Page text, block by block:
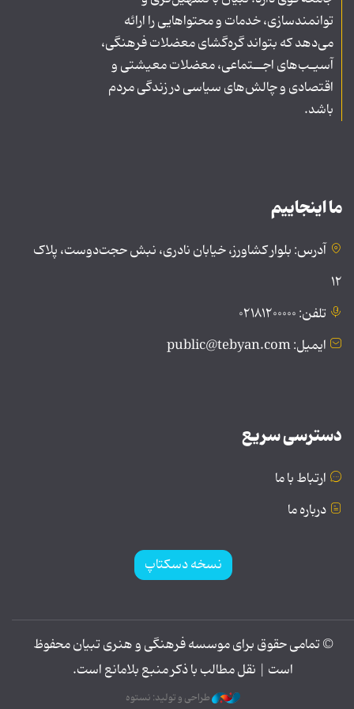
توانمندسازی، خدمات و محتواهایی را ارائه
می‌دهد که بتواند گره‌گشای معضلات فرهنگی،
آسیـب‌های اجــتماعی، معضلات معیشتی و
اقتصادی و چالش‌های سیاسی در زندگی مردم
باشد.
ما اینجاییم
آدرس: بلوار کشاورز، خیابان نادری، نبش حجت‌دوست، پلاک
۱۲
تلفن: ۰۲۱۸۱۲۰۰۰۰۰
ایمیل: public@tebyan.com
دسترسی سریع
ارتباط با ما
درباره ما
نسخه دسکتاپ
© تمامی حقوق برای موسسه فرهنگی و هنری تبیان محفوظ
است | نقل مطالب با ذکر منبع بلامانع است.
طراحی و تولید: نستوه